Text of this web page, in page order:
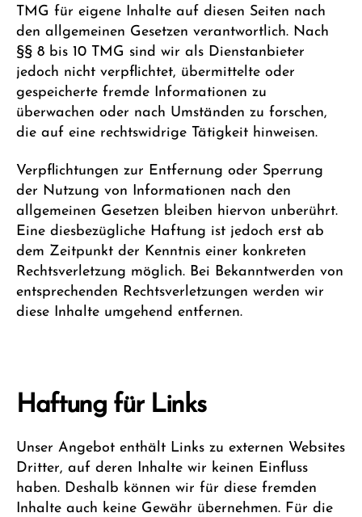
TMG für eigene Inhalte auf diesen Seiten nach
den allgemeinen Gesetzen verantwortlich. Nach
§§ 8 bis 10 TMG sind wir als Dienstanbieter
jedoch nicht verpflichtet, übermittelte oder
gespeicherte fremde Informationen zu
überwachen oder nach Umständen zu forschen,
die auf eine rechtswidrige Tätigkeit hinweisen.
Verpflichtungen zur Entfernung oder Sperrung
der Nutzung von Informationen nach den
allgemeinen Gesetzen bleiben hiervon unberührt.
Eine diesbezügliche Haftung ist jedoch erst ab
dem Zeitpunkt der Kenntnis einer konkreten
Rechtsverletzung möglich. Bei Bekanntwerden von
entsprechenden Rechtsverletzungen werden wir
diese Inhalte umgehend entfernen.
Haftung für Links
Unser Angebot enthält Links zu externen Websites
Dritter, auf deren Inhalte wir keinen Einfluss
haben. Deshalb können wir für diese fremden
Inhalte auch keine Gewähr übernehmen. Für die